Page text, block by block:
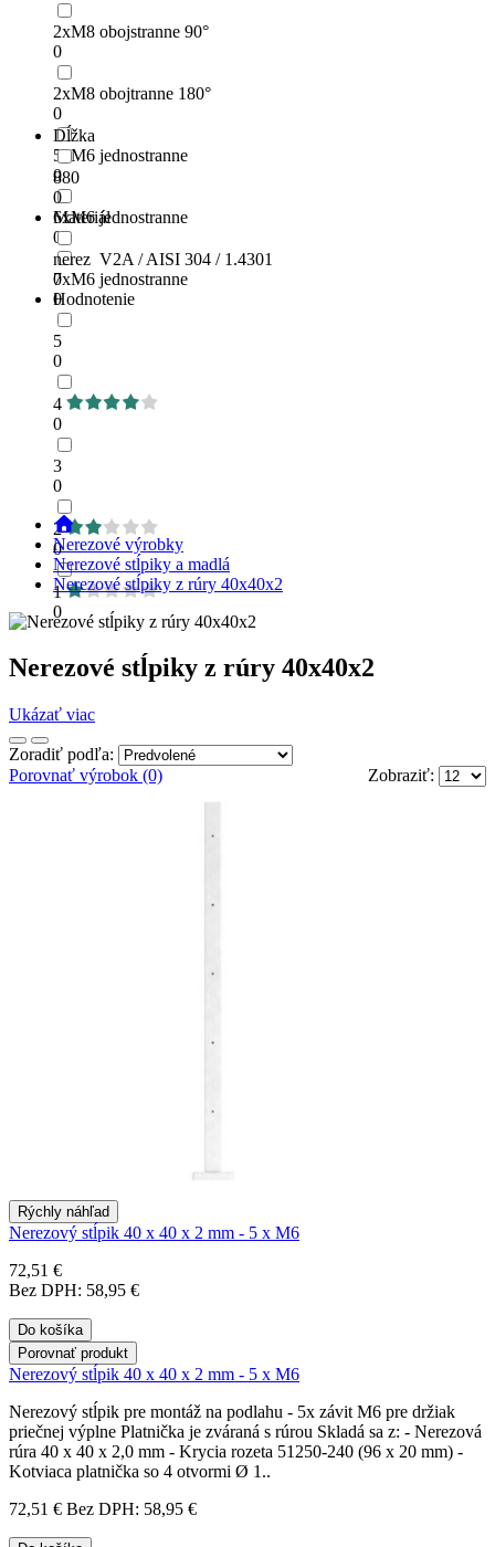
2xM8 obojstranne 90°
0
2xM8 obojtranne 180°
0
5xM6 jednostranne
0
6xM6 jednostranne
0
7xM6 jednostranne
0
Dĺžka
880
0
Materiál
nerez V2A / AISI 304 / 1.4301
0
Hodnotenie
5
0
4
0
3
0
2
0
1
0
Nerezové výrobky
Nerezové stĺpiky a madlá
Nerezové stĺpiky z rúry 40x40x2
Nerezové stĺpiky z rúry 40x40x2
Ukázať viac
Zoradiť podľa:
Zobraziť:
Porovnať výrobok (0)
Rýchly náhľad
Nerezový stĺpik 40 x 40 x 2 mm - 5 x M6
72,51 €
Bez DPH: 58,95 €
Do košíka
Porovnať produkt
Nerezový stĺpik 40 x 40 x 2 mm - 5 x M6
Nerezový stĺpik pre montáž na podlahu - 5x závit M6 pre držiak
priečnej výplne Platnička je zváraná s rúrou Skladá sa z: - Nerezová
rúra 40 x 40 x 2,0 mm - Krycia rozeta 51250-240 (96 x 20 mm) -
Kotviaca platnička so 4 otvormi Ø 1..
72,51 € Bez DPH: 58,95 €